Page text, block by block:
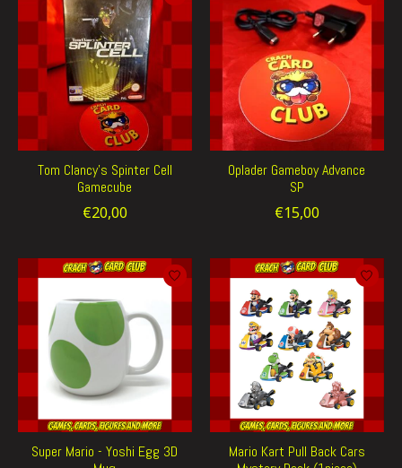
Tom Clancy's Spinter Cell
Gamecube
€20,00
Oplader Gameboy Advance
SP
€15,00
Super Mario - Yoshi Egg 3D
Mario Kart Pull Back Cars